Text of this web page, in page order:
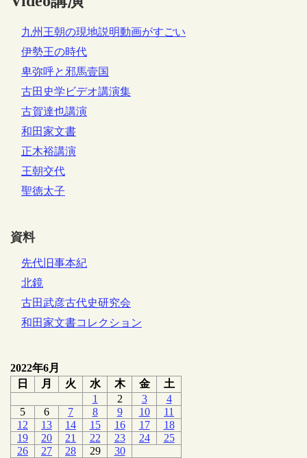
九州王朝の現地説明動画がすごい
伊勢王の時代
卑弥呼と邪馬壹国
古田史学ビデオ講演集
古賀達也講演
和田家文書
正木裕講演
王朝交代
聖徳太子
資料
先代旧事本紀
北鏡
古田武彦古代史研究会
和田家文書コレクション
2022年6月
日
月 火 水 木 金
土
1
2 3
4
5
6 7 8 9 10
11
12
13 14 15 16 17
18
19
20 21 22 23 24
25
26
27 28 29
30